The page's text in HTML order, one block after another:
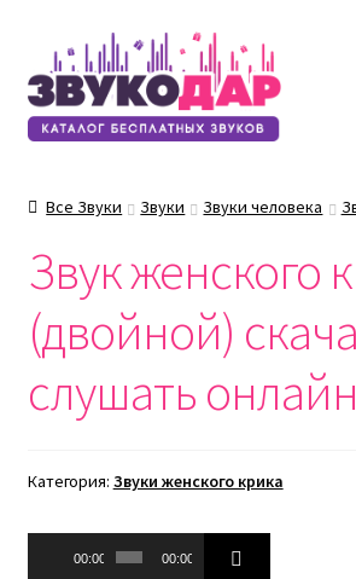
Перейти
к
навигации
Перейти
к
содержимому
Все Звуки Звуки Звуки человека
Звук женского
(двойной)
слушать онлайн
Категория: Звуки женского крика
Аудиоплеер
00:00 00:00